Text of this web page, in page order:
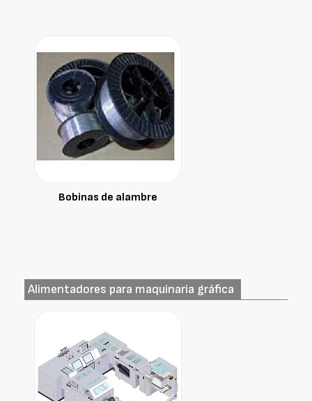
Bobinas de alambre
Alimentadores para maquinaria gráfica